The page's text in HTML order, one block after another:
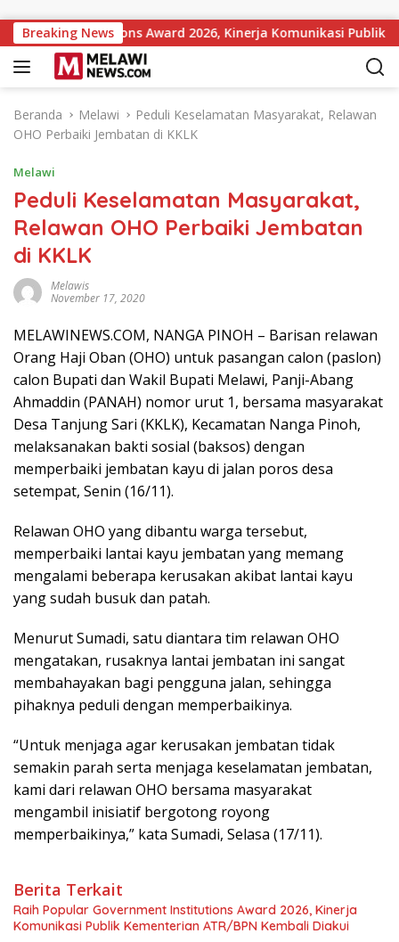
Breaking News
Institutions Award 2026, Kinerja Komunikasi Publik
Beranda Melawi
Peduli Keselamatan Masyarakat, Relawan
OHO Perbaiki Jembatan di KKLK
Melawi
Peduli Keselamatan Masyarakat,
Relawan OHO Perbaiki Jembatan
di KKLK
Melawis
November 17, 2020
MELAWINEWS.COM, NANGA PINOH – Barisan relawan
Orang Haji Oban (OHO) untuk pasangan calon (paslon)
calon Bupati dan Wakil Bupati Melawi, Panji-Abang
Ahmaddin (PANAH) nomor urut 1, bersama masyarakat
Desa Tanjung Sari (KKLK), Kecamatan Nanga Pinoh,
melaksanakan bakti sosial (baksos) dengan
memperbaiki jembatan kayu di jalan poros desa
setempat, Senin (16/11).
Relawan OHO yang dibantu warga tersebut,
memperbaiki lantai kayu jembatan yang memang
mengalami beberapa kerusakan akibat lantai kayu
yang sudah busuk dan patah.
Menurut Sumadi, satu diantara tim relawan OHO
mengatakan, rusaknya lantai jembatan ini sangat
membahayakan bagi pengguna jalan, sehingga
pihaknya peduli dengan memperbaikinya.
“Untuk menjaga agar kerusakan jembatan tidak
semakin parah serta menjaga keselamatan jembatan,
kami dari relawan OHO bersama masyarakat
mengambil inisiatif bergotong royong
memperbaikinya,” kata Sumadi, Selasa (17/11).
Berita Terkait
Raih Popular Government Institutions Award 2026, Kinerja
Komunikasi Publik Kementerian ATR/BPN Kembali Diakui